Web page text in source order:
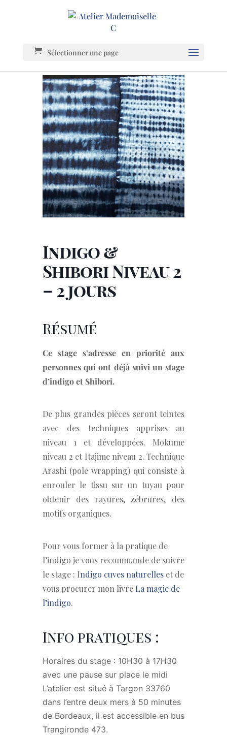
Sélectionner une page
Indigo &
Shibori Niveau 2
– 2 jours
Résumé
Ce stage s’adresse en priorité aux
personnes qui ont déjà suivi un stage
d’indigo et Shibori.
De plus grandes pièces seront teintes
avec des techniques apprises au
niveau 1 et développées. Mokume
niveau 2 et Itajime niveau 2. Technique
Arashi (pole wrapping) qui consiste à
enrouler le tissu sur un tuyau pour
obtenir des rayures, zébrures, des
motifs organiques.
Pour vous former à la pratique de
l’indigo je vous recommande de suivre
le stage : Indigo cuves naturelles et de
vous procurer mon livre La magie de
l’indigo.
Info pratiques :
Horaires du stage : 10H30 à 17H30
avec une pause sur place le midi
L’atelier est situé à Targon 33760
dans l’entre deux mers à 50 minutes
de Bordeaux, il est accessible en bus
Trangironde 473.